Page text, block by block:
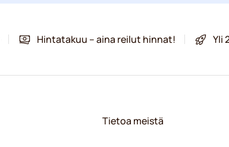
Hintatakuu – aina reilut hinnat! Yli
Tietoa meistä